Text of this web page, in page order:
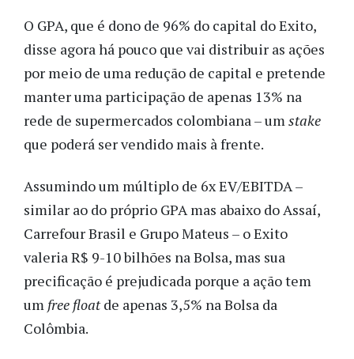
O GPA, que é dono de 96% do capital do Exito,
disse agora há pouco que vai distribuir as ações
por meio de uma redução de capital e pretende
manter uma participação de apenas 13% na
rede de supermercados colombiana – umstake
que poderá ser vendido mais à frente.
Assumindo um múltiplo de 6x EV/EBITDA –
similar ao do próprio GPA mas abaixo do Assaí,
Carrefour Brasil e Grupo Mateus – o Exito
valeria R$ 9-10 bilhões na Bolsa, mas sua
precificação é prejudicada porque a ação tem
um free floatde apenas 3,5% na Bolsa da
Colômbia.